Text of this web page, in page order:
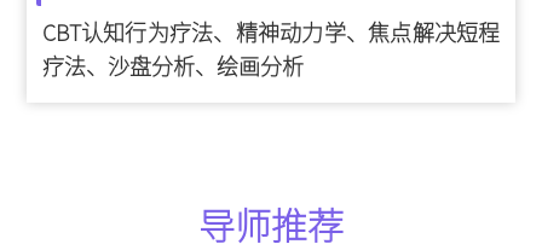
CBT认知行为疗法、精神动力学、焦点解决短程
疗法、沙盘分析、绘画分析
导师推荐